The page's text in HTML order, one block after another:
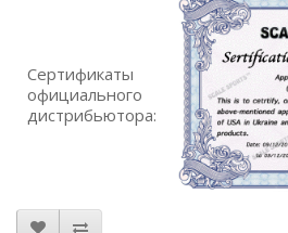
Сертификаты
официального
дистрибьютора: